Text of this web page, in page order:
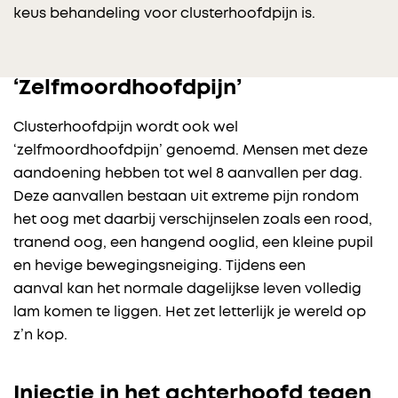
keus behandeling voor clusterhoofdpijn is.
‘Zelfmoordhoofdpijn’
Clusterhoofdpijn wordt ook wel
‘zelfmoordhoofdpijn’ genoemd. Mensen met deze
aandoening hebben tot wel 8 aanvallen per dag.
Deze aanvallen bestaan uit extreme pijn rondom
het oog met daarbij verschijnselen zoals een rood,
tranend oog, een hangend ooglid, een kleine pupil
en hevige bewegingsneiging. Tijdens een
aanval kan het normale dagelijkse leven volledig
lam komen te liggen. Het zet letterlijk je wereld op
z’n kop.
Injectie in het achterhoofd tegen